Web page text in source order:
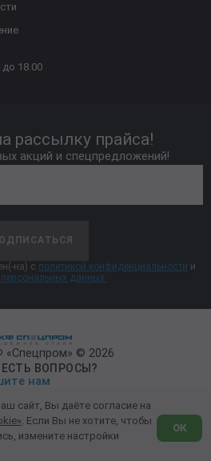
18.00
рассылку прайса!
акций и спецпредложений!
на) с политикой конфиденциальности и
данных.
© 2026
ЕСТЬ ВОПРОСЫ?
нам
данных
сайт, Вы даёте согласие на
. Если Вы не хотите, чтобы
измените настройки
ОК